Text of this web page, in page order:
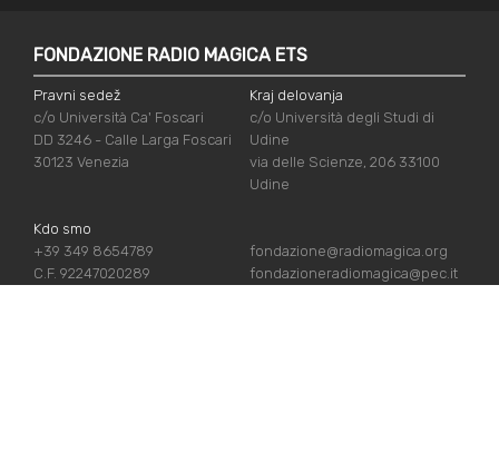
FONDAZIONE RADIO MAGICA ETS
Pravni sedež
c/o Università Ca' Foscari
DD 3246 - Calle Larga Foscari
30123 Venezia
Kraj delovanja
c/o Università degli Studi di
Udine
via delle Scienze, 206 33100
Udine
Kdo smo
+39 349 8654789
C.F. 92247020289
fondazione@radiomagica.org
fondazioneradiomagica@pec.it